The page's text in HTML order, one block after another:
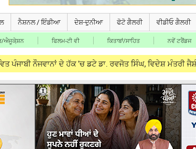
ਨੈਸ਼ਨਲ / ਇੰਡੀਆ ਦੇਸ਼-ਦੁਨੀਆ ਫੋਟੋ ਗੈਲਰੀ ਵੀਡੀਓ ਗੈਲਰੀ
ਐਜੂਕੇ਼ਸ਼ਨ ਫਿਲਮ-ਟੀ ਵੀ ਕਿਤਾਬਾਂ/ਸਾਹਿਤ ਨਵੇਂ ਟਰੈਂਡਜ
ਦੇ ਹੱਕ 'ਚ ਡਟੇ ਡਾ. ਰਵਜੋਤ ਸਿੰਘ, ਵਿਦੇਸ਼ ਮੰਤਰੀ ਜੈਸ਼ੰਕਰ ਨਾਲ